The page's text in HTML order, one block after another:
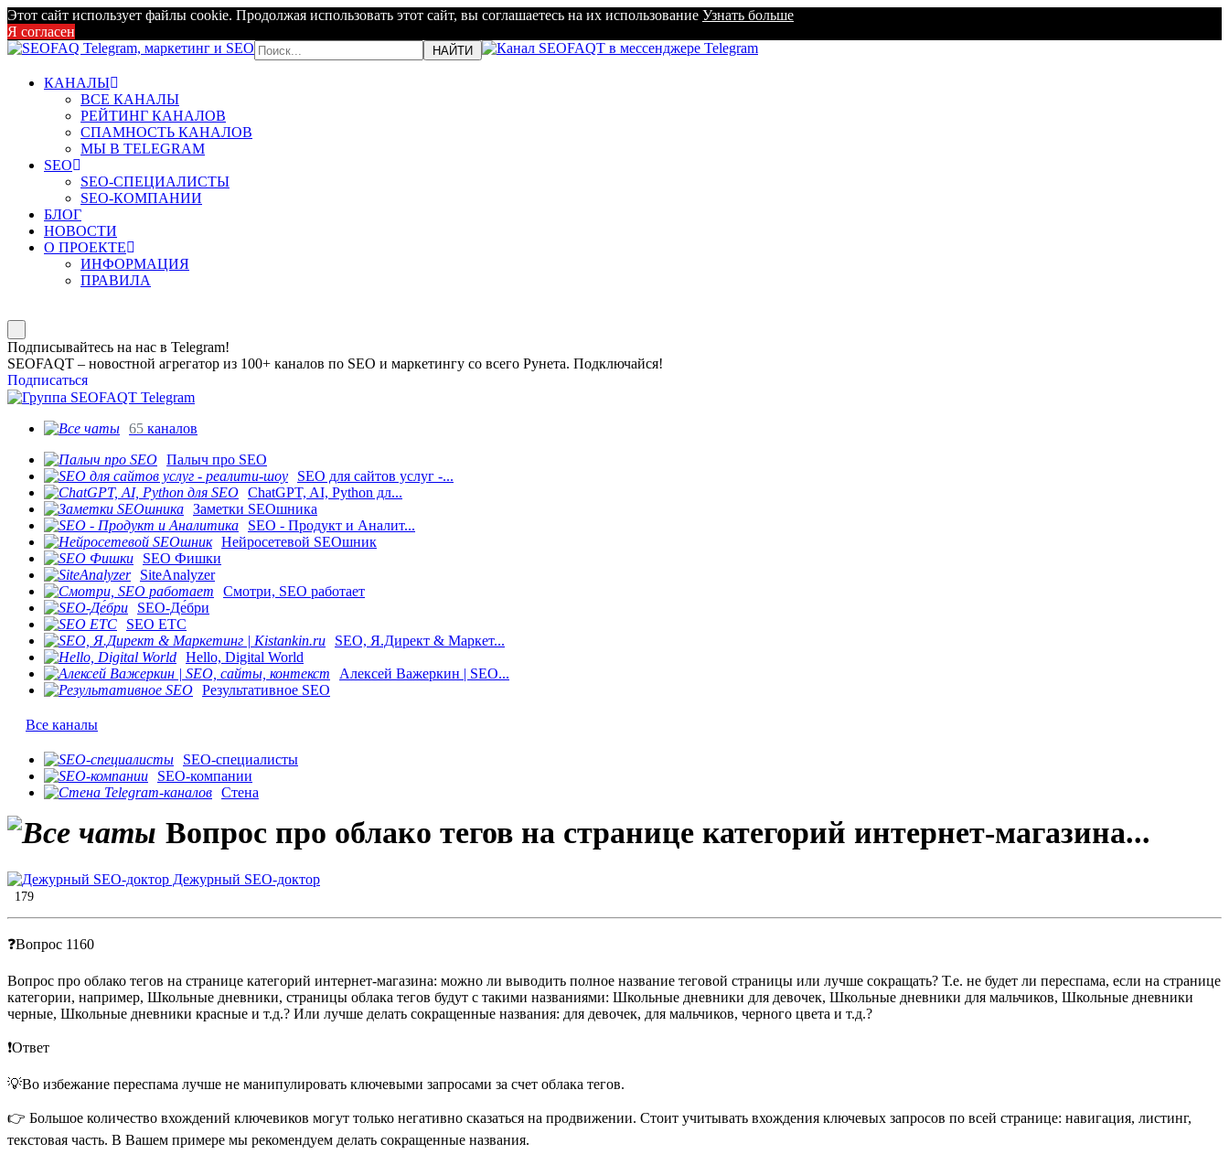
Этот сайт использует файлы cookie. Продолжая использовать этот сайт, вы соглашаетесь на их использование Узнать больше
Я согласен
КАНАЛЫ
ВСЕ КАНАЛЫ
РЕЙТИНГ КАНАЛОВ
СПАМНОСТЬ КАНАЛОВ
МЫ В TELEGRAM
SEO
SEO-СПЕЦИАЛИСТЫ
SEO-КОМПАНИИ
БЛОГ
НОВОСТИ
О ПРОЕКТЕ
ИНФОРМАЦИЯ
ПРАВИЛА
Подписывайтесь на нас в Telegram!
SEOFAQT – новостной агрегатор из 100+ каналов по SEO и маркетингу со всего Рунета. Подключайся!
Подписаться
65 каналов
Палыч про SEO
SEO для сайтов услуг -...
ChatGPT, AI, Python дл...
Заметки SEOшника
SEO - Продукт и Аналит...
Нейросетевой SEOшник
SEO Фишки
SiteAnalyzer
Смотри, SEO работает
SEO-Де́бри
SEO ETC
SEO, Я.Директ & Маркет...
Hello, Digital World
Алексей Важеркин | SEO...
Результативное SEO
Все каналы
SEO-специалисты
SEO-компании
Стена
Вопрос про облако тегов на странице категорий интернет-магазина...
Дежурный SEO-доктор
179
❓Вопрос 1160
Вопрос про облако тегов на странице категорий интернет-магазина: можно ли выводить полное название теговой страницы или лучше сокращать? Т.е. не будет ли переспама, если на странице
категории, например, Школьные дневники, страницы облака тегов будут с такими названиями: Школьные дневники для девочек, Школьные дневники для мальчиков, Школьные дневники
черные, Школьные дневники красные и т.д.? Или лучше делать сокращенные названия: для девочек, для мальчиков, черного цвета и т.д.?
❗️Ответ
💡Во избежание переспама лучше не манипулировать ключевыми запросами за счет облака тегов.
👉 Большое количество вхождений ключевиков могут только негативно сказаться на продвижении. Стоит учитывать вхождения ключевых запросов по всей странице: навигация, листинг,
текстовая часть. В Вашем примере мы рекомендуем делать сокращенные названия.